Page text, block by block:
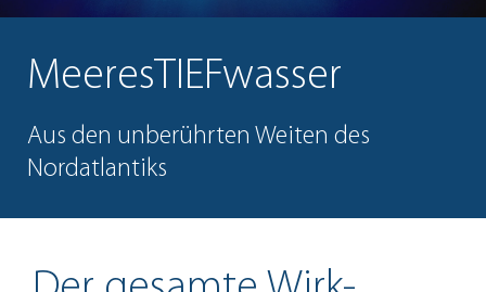
MeeresTIEFwasser
Aus den unberührten Weiten des
Nordatlantiks